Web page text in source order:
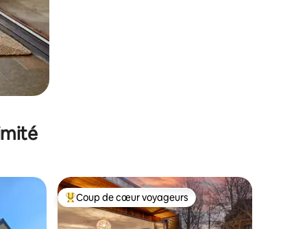
appréciés Coups de cœur voyageurs les plus appréciés
Coup de cœur voyageurs